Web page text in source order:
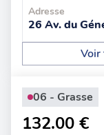
Adresse
26 Av. du
Voir
06 - Grasse
132.00 €